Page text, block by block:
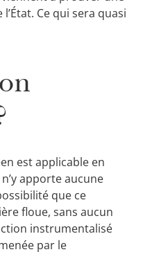
Ce qui sera quasi
est applicable en
apporte aucune
que ce
floue, sans aucun
instrumentalisé
par le